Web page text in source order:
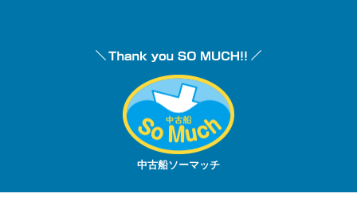
中古船ソーマッチ